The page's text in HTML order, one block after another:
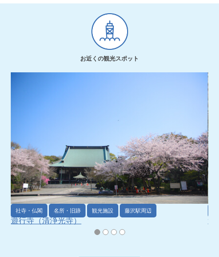
お近くの観光スポット
社寺・仏閣 名所・旧跡 観光施設 藤沢駅周辺
遊行寺（清浄光寺） 遊